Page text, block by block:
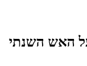
האש השנתי